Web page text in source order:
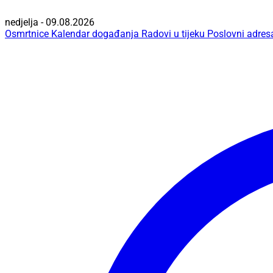
nedjelja - 09.08.2026
Osmrtnice Kalendar događanja Radovi u tijeku Poslovni